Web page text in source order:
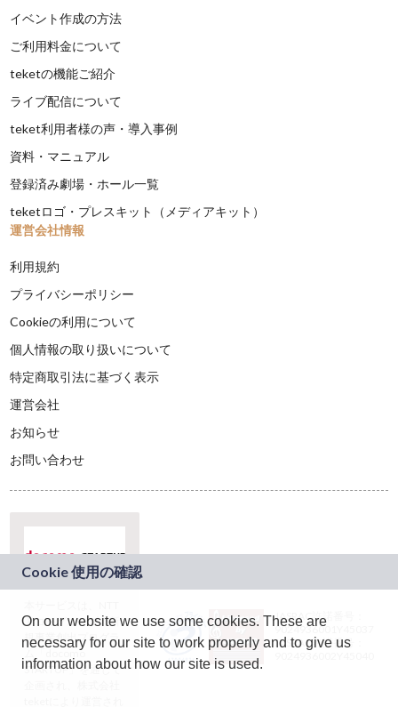
イベント作成の方法
ご利用料金について
teketの機能ご紹介
ライブ配信について
teket利用者様の声・導入事例
資料・マニュアル
登録済み劇場・ホール一覧
teketロゴ・プレスキット（メディアキット）
運営会社情報
利用規約
プライバシーポリシー
Cookieの利用について
個人情報の取り扱いについて
特定商取引法に基づく表示
運営会社
お知らせ
お問い合わせ
ドコモグループの新
規事業創出プログラ
ム「docomo
STARTUP」を通じて
JASRAC許諾番号：
9024936001Y45037
JASRAC許諾番号：
On our website we use some cookies. These are
necessary for our site to work properly and to give us
information about how our site is used.